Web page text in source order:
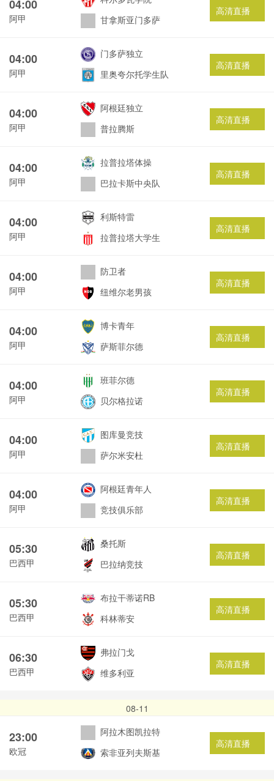
04:00
阿甲
甘拿斯亚门多萨
高清直播
04:00
阿甲
门多萨独立
里奥夸尔托学生队
高清直播
04:00
阿甲
阿根廷独立
普拉腾斯
高清直播
04:00
阿甲
拉普拉塔体操
巴拉卡斯中央队
高清直播
04:00
阿甲
利斯特雷
拉普拉塔大学生
高清直播
04:00
阿甲
防卫者
纽维尔老男孩
高清直播
04:00
阿甲
博卡青年
萨斯菲尔德
高清直播
04:00
阿甲
班菲尔德
贝尔格拉诺
高清直播
04:00
阿甲
图库曼竞技
萨尔米安杜
高清直播
04:00
阿甲
阿根廷青年人
竞技俱乐部
高清直播
05:30
巴西甲
桑托斯
巴拉纳竞技
高清直播
05:30
巴西甲
布拉干蒂诺RB
科林蒂安
高清直播
06:30
巴西甲
弗拉门戈
维多利亚
高清直播
08-11
23:00
欧冠
阿拉木图凯拉特
索非亚列夫斯基
高清直播